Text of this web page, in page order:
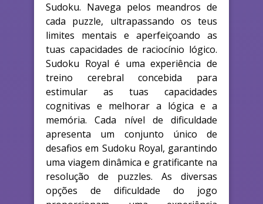
Sudoku. Navega pelos meandros de
cada puzzle, ultrapassando os teus
limites mentais e aperfeiçoando as
tuas capacidades de raciocínio lógico.
Sudoku Royal é uma experiência de
treino cerebral concebida para
estimular as tuas capacidades
cognitivas e melhorar a lógica e a
memória. Cada nível de dificuldade
apresenta um conjunto único de
desafios em Sudoku Royal, garantindo
uma viagem dinâmica e gratificante na
resolução de puzzles. As diversas
opções de dificuldade do jogo